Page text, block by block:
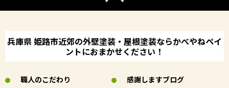
兵庫県 姫路市近郊の外壁塗装・屋根塗装ならかべやねペイ
ントにおまかせください！
職人のこだわり
感謝しますブログ